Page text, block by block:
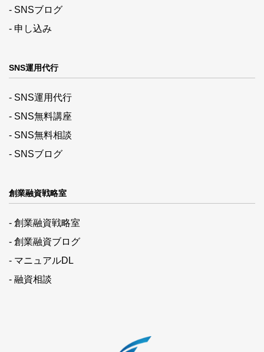
- SNSブログ
- 申し込み
SNS運用代行
- SNS運用代行
- SNS無料講座
- SNS無料相談
- SNSブログ
創業融資戦略室
- 創業融資戦略室
- 創業融資ブログ
- マニュアルDL
- 融資相談